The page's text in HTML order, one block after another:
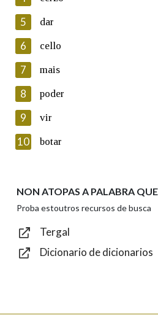
Lin e acepto as condicións
Introduce o código que aparece na
Texto de verificación
Enviar
5 dar
6 cello
7 mais
8 poder
9 vir
10 botar
NON ATOPAS A PALABRA
Proba estoutros recursos de busca
Tergal
Dicionario de dicionarios